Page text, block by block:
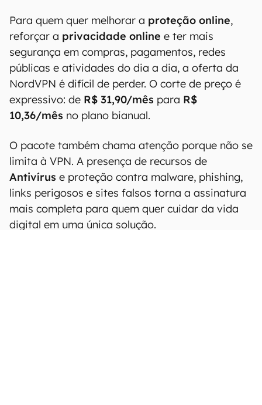
Para quem quer melhorar a proteção online,
reforçar a privacidade online e ter mais
segurança em compras, pagamentos, redes
públicas e atividades do dia a dia, a oferta da
NordVPN é difícil de perder. O corte de preço é
expressivo: de R$ 31,90/mês para R$
10,36/mês no plano bianual.
O pacote também chama atenção porque não se
limita à VPN. A presença de recursos de
Antivírus e proteção contra malware, phishing,
links perigosos e sites falsos torna a assinatura
mais completa para quem quer cuidar da vida
digital em uma única solução.